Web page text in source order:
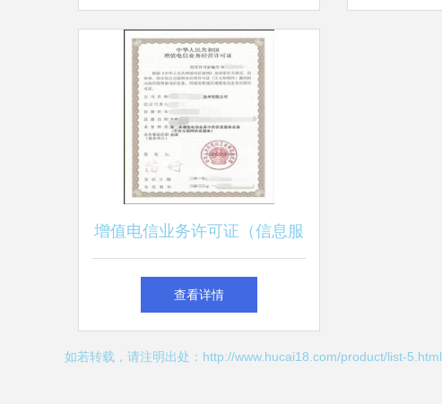
增值电信业务许可证（信息服
务业务不含互联网）与基础电
查看详情
如若转载，请注明出处：http://www.hucai18.com/product/list-5.html